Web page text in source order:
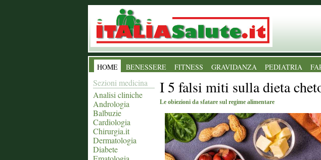
HOME BENESSERE FITNESS GRAVIDANZA PEDIATRIA
Sezioni medicina
Analisi cliniche
Andrologia
Balbuzie
Cardiologia
Chirurgia.it
Dermatologia
Diabete
I 5 falsi miti sulla dieta
Le obiezioni da sfatare sul regime alimentare